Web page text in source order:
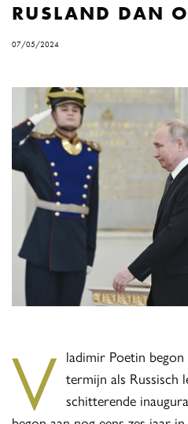
RUSLAND DAN
07/05/2024
V ladimir Poetin
termijn als Russisch
schitterende